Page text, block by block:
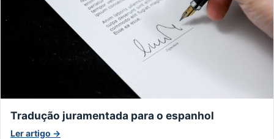
Tradução juramentada para o espanhol
Ler artigo →